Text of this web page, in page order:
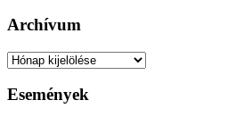
Archívum
Archívum
Események